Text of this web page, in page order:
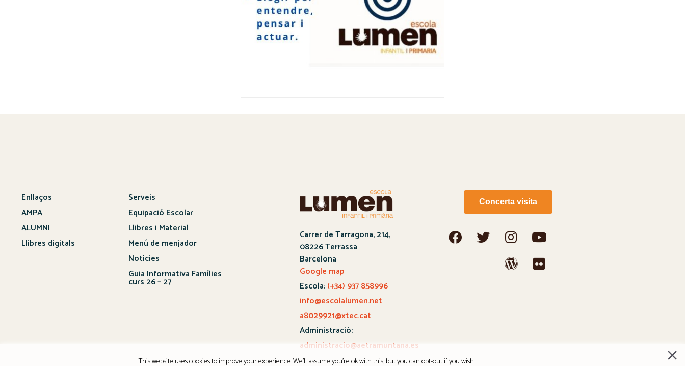
Enllaços
AMPA
ALUMNI
Llibres digitals
Serveis
Equipació Escolar
Llibres i Material
Menú de menjador
Notícies
Guia Informativa Famílies
curs 26 – 27
Carrer de Tarragona, 214,
08226 Terrassa
Barcelona
Google map
Escola:(+34) 937 858996
info@escolalumen.net
a8029921@xtec.cat
Administració:
administracio@aetramuntana.es
Concerta visita
This website uses cookies to improve your experience. We'll assume you're ok with this, but you can opt-out if you wish.